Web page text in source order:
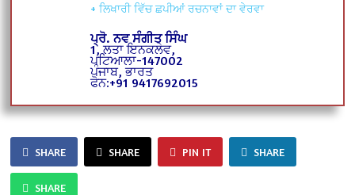
+ ਲਿਖਾਰੀ ਵਿੱਚ ਛਪੀਆਂ ਰਚਨਾਵਾਂ ਦਾ ਵੇਰਵਾ
ਪ੍ਰੋ. ਨਵ ਸੰਗੀਤ ਸਿੰਘ
1, ਲਤਾ ਇਨਕਲੇਵ,
ਪਟਿਆਲਾ-147002
ਪੰਜਾਬ, ਭਾਰਤ
ਫੋਨ:+91 9417692015
SHARE SHARE PIN IT SHARE
SHARE